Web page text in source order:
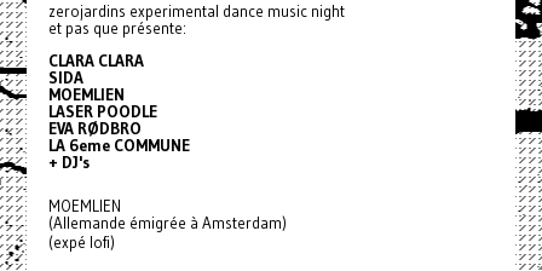
zerojardins experimental dance music night
et pas que présente:
CLARA CLARA
SIDA
MOEMLIEN
LASER POODLE
EVA RØDBRO
LA 6eme COMMUNE
+ DJ's
MOEMLIEN
(Allemande émigrée à Amsterdam)
(expé lofi)